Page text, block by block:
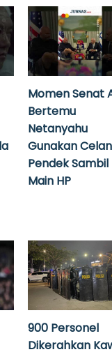
Momen Senat
Bertemu
Netanyahu
Gunakan
Pendek Sambil
Main HP
900 Personel
Dikerahkan